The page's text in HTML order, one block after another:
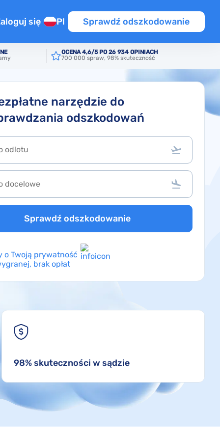
na lot przesiadkowy
/ PL
lot
locie
się Pl Sprawdź odszkodowanie
OCENA 4,6/5 PO 26 934 OPINIACH
700 000 spraw, 98% skuteczność
narzędzie do
odszkodowań
Sprawdź odszkodowanie
o Twoją prywatność
brak opłat
98% skuteczności w sądzie